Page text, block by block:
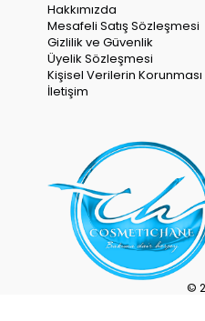
Hakkımızda
Mesafeli Satış Sözleşmesi
Gizlilik ve Güvenlik
Üyelik Sözleşmesi
Kişisel Verilerin Korunması
İletişim
©